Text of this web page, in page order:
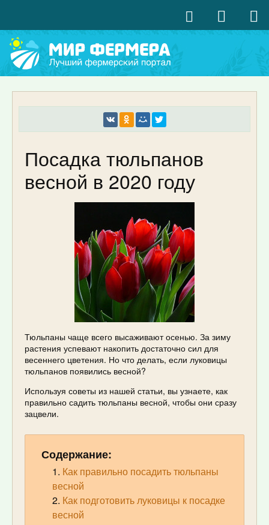
Посадка тюльпанов
весной в 2020 году
Тюльпаны чаще всего высаживают осенью. За зиму
растения успевают накопить достаточно сил для
весеннего цветения. Но что делать, если луковицы
тюльпанов появились весной?
Используя советы из нашей статьи, вы узнаете, как
правильно садить тюльпаны весной, чтобы они сразу
зацвели.
Содержание:
Как правильно посадить тюльпаны
весной
Как подготовить луковицы к посадке
весной